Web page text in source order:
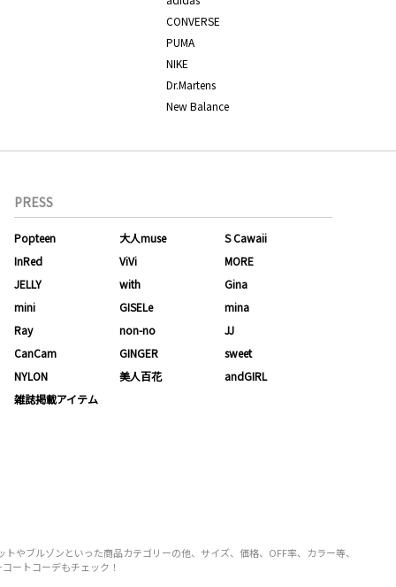
CONVERSE
PUMA
NIKE
Dr.Martens
New Balance
PRESS
Popteen 大人muse
S Cawaii
InRed
ViVi
MORE
JELLY
with
Gina
mini
GISELe
mina
Ray
non-no
JJ
CanCam
GINGER
sweet
NYLON
美人百花
andGIRL
雑誌掲載アイテム
やブルゾンといった商品カテゴリーの他、サイズ、価格、OFF率、カラー等、
ートコーデもチェック！